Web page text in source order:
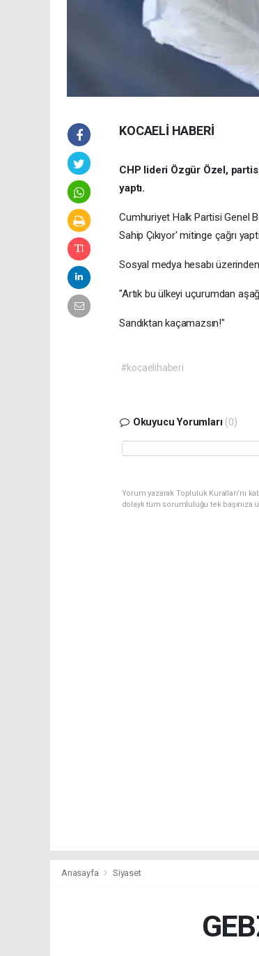
KOCAELİ HABERİ
CHP lideri Özgür Özel,
yaptı.
Cumhuriyet Halk Partisi Genel
Sahip Çıkıyor' mitinge çağrı
Sosyal medya hesabı
"Artık bu ülkeyi uçurumdan
Sandıktan kaçamazsın!"
#kocaelihaberi
Okuyucu Yorumları (0)
Yorum yazarak Topluluk Kuralları’nı
dolaylı tüm sorumluluğu tek
Anasayfa Siyaset